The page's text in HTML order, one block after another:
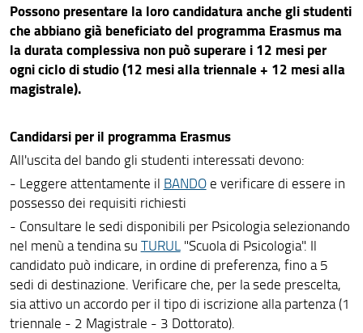
Possono presentare la loro candidatura anche gli studenti
che abbiano già beneficiato del programma Erasmus ma
la durata complessiva non può superare i 12 mesi per
ogni ciclo di studio (12 mesi alla triennale + 12 mesi alla
magistrale).
Candidarsi per il programma Erasmus
All'uscita del bando gli studenti interessati devono:
- Leggere attentamente il BANDOe verificare di essere in
possesso dei requisiti richiesti
- Consultare le sedi disponibili per Psicologia selezionando
nel menù a tendina su TURUL"Scuola di Psicologia". Il
candidato può indicare, in ordine di preferenza, fino a 5
sedi di destinazione. Verificare che, per la sede prescelta,
sia attivo un accordo per il tipo di iscrizione alla partenza (1
triennale - 2 Magistrale - 3 Dottorato).